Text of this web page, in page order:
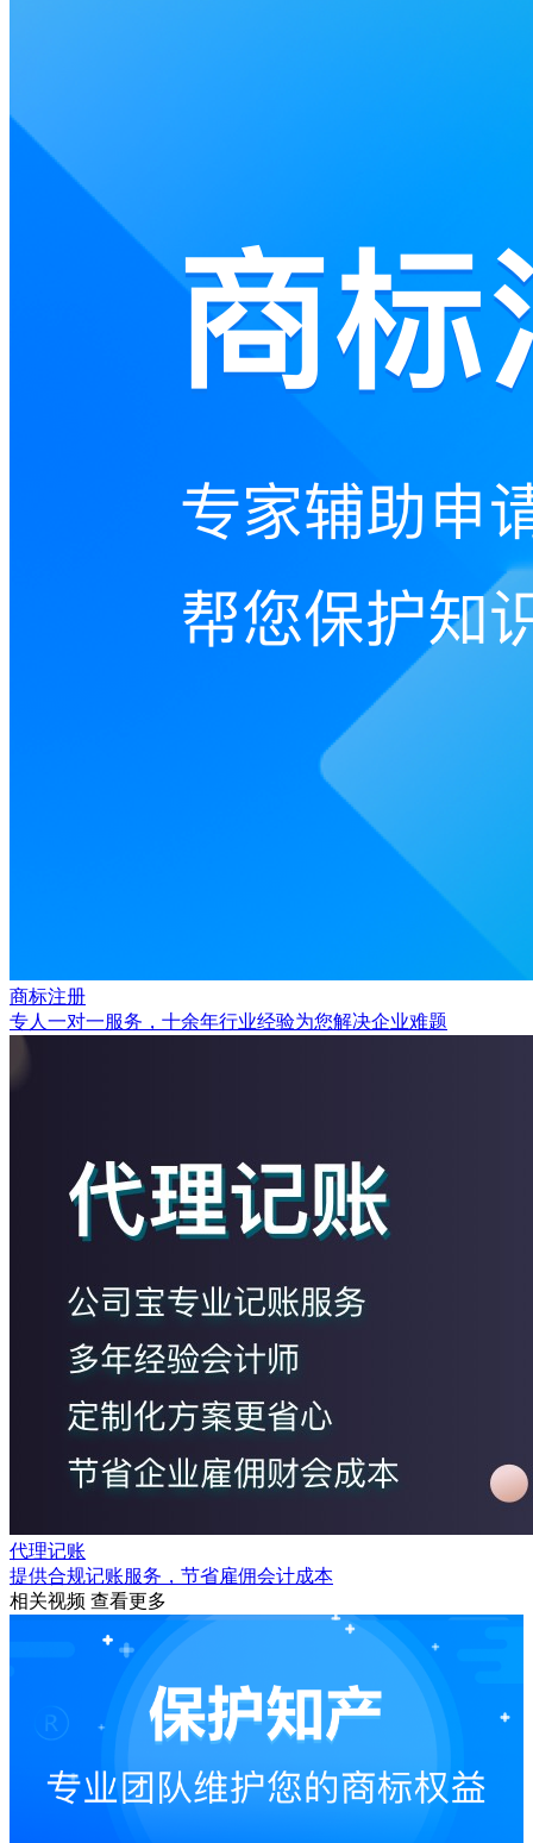
商标注册
专人一对一服务，十余年行业经验为您解决企业难题
代理记账
提供合规记账服务，节省雇佣会计成本
相关视频 查看更多